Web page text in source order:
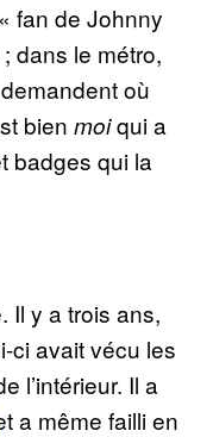
fan de Johnny
dans le métro,
où
bien moiqui a
badges qui la
Il y a trois ans,
ci avait vécu les
l’intérieur. Il a
a même failli en